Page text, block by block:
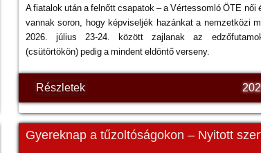
A fiatalok után a felnőtt csapatok – a Vértessomló ÖTE női
vannak soron, hogy képviseljék hazánkat a nemzetközi
2026. július 23-24. között zajlanak az
(csütörtökön) pedig a mindent eldöntő verseny.
Részletek
Gyereknap a tűzoltóságokon – Nyitott